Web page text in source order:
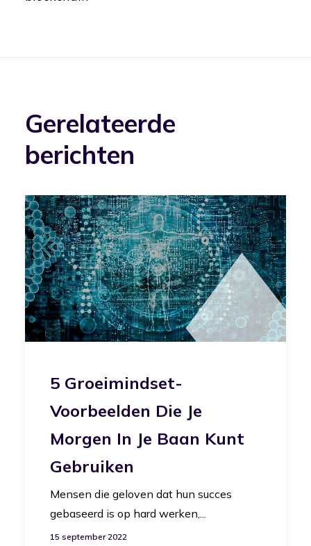
Gerelateerde
berichten
5 Groeimindset-
Voorbeelden Die Je
Morgen In Je Baan Kunt
Gebruiken
Mensen die geloven dat hun succes
gebaseerd is op hard werken,...
15 september 2022